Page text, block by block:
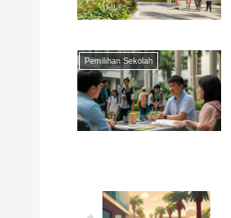
Pemilihan Sekolah